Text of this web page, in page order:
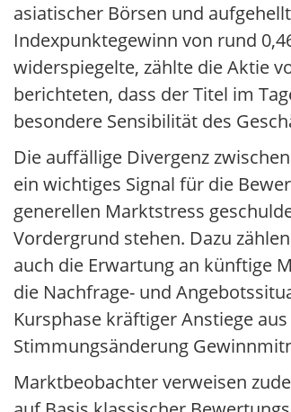
asiatischer Börsen und
Indexpunktegewinn von rund
widerspiegelte, zählte die Aktie
berichteten, dass der Titel im
besondere Sensibilität des
Die auffällige Divergenz
ein wichtiges Signal für die
generellen Marktstress
Vordergrund stehen. Dazu
auch die Erwartung an künftige
die Nachfrage- und
Kursphase kräftiger Anstiege
Stimmungsänderung
Marktbeobachter verweisen